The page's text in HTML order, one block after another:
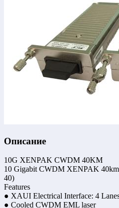
Описание
10G XENPAK CWDM 40KM
10 Gigabit CWDM XENPAK
40)
Features
● XAUI Electrical Interface: 4
● Cooled CWDM EML laser